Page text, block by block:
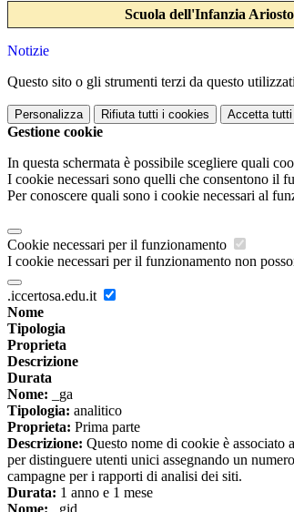
Scuola dell'Infanzia Ariosto
Notizie
Questo sito o gli strumenti terzi da questo
Personalizza Rifiuta tutti i cookies Accetta tutti
Gestione cookie
In questa schermata è possibile scegliere quali
I cookie necessari sono quelli che consentono il
Per conoscere quali sono i cookie necessari al
Cookie necessari per il funzionamento
I cookie necessari per il funzionamento non
.iccertosa.edu.it
Nome
Tipologia
Proprieta
Descrizione
Durata
Nome: _ga
Tipologia: analitico
Proprieta: Prima parte
Descrizione: Questo nome di cookie è
per distinguere utenti unici assegnando un
campagne per i rapporti di analisi dei siti.
Durata: 1 anno e 1 mese